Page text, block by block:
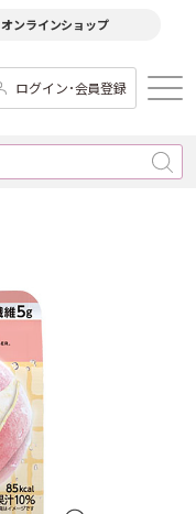
オンラインショップ
ログイン･会員登録